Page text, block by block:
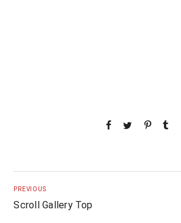
PREVIOUS
Scroll Gallery Top